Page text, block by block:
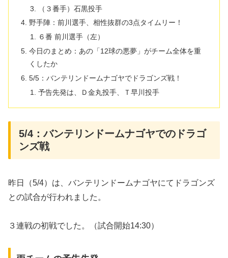
（３番手）石黒投手
野手陣：前川選手、相性抜群の3点タイムリー！
６番 前川選手（左）
​今日のまとめ：あの「12球の悪夢」がチーム全体を重
くしたか
5/5：バンテリンドームナゴヤでドラゴンズ戦！
予告先発は、Ｄ金丸投手、Ｔ早川投手
5/4：バンテリンドームナゴヤでのドラゴ
ンズ戦
昨日（5/4）は、バンテリンドームナゴヤにてドラゴンズ
との試合が行われました。
３連戦の初戦でした。（試合開始14:30）